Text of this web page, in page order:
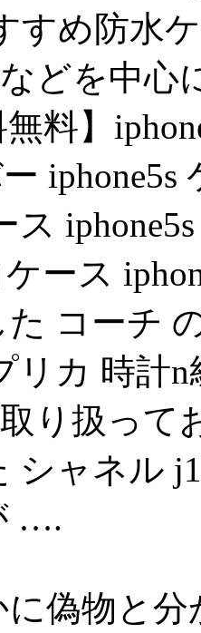
すめ防水
どを中心
料】
ス
ケース
コーチ
リカ 時計
り扱って
シャネル
….
偽物と